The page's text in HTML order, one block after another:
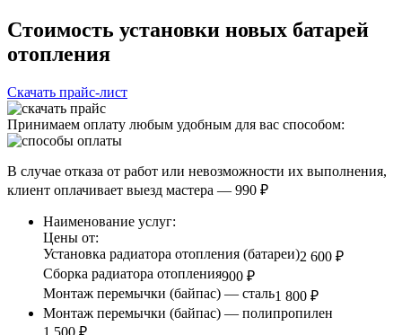
Стоимость установки новых батарей
отопления
Скачать прайс-лист
Принимаем оплату любым удобным для вас способом:
В случае отказа от работ или невозможности их выполнения,
клиент оплачивает выезд мастера — 990 ₽
Наименование услуг:
Цены от:
Установка радиатора отопления (батареи)2 600 ₽
Сборка радиатора отопления900 ₽
Монтаж перемычки (байпас) — сталь1 800 ₽
Монтаж перемычки (байпас) — полипропилен
1 500 ₽